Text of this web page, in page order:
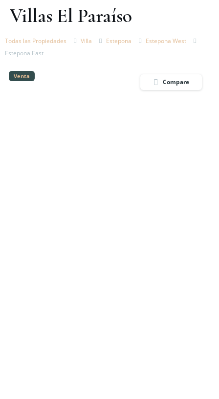
Villas El Paraíso
Todas las Propiedades Villa Estepona
Estepona West
Estepona East
Venta
Compare